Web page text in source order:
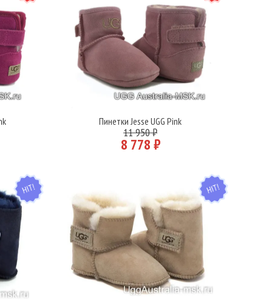
Подробнее
Пинетки Jesse UGG Pink
11 950 ₽
8 778 ₽
HIT HIT